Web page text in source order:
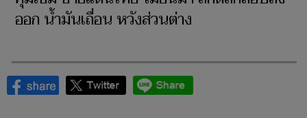
ออก น้ำมันเถื่อน หวังส่วนต่าง